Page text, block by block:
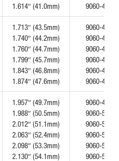
1.614″ (41.0mm)
9060-410
1.713″ (43.5mm)
1.740″ (44.2mm)
1.760″ (44.7mm)
1.799″ (45.7mm)
1.843″ (46.8mm)
1.874″ (47.6mm)
9060-435
9060-442
9060-447
9060-457
9060-468
9060-476
1.957″ (49.7mm)
1.988″ (50.5mm)
2.012″ (51.1mm)
2.063″ (52.4mm)
2.098″ (53.3mm)
2.130″ (54.1mm)
9060-497
9060-505
9060-511
9060-524
9060-533
9060-541